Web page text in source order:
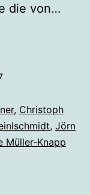
die von…
2017
, Christoph
, Jörn
Müller-Knapp